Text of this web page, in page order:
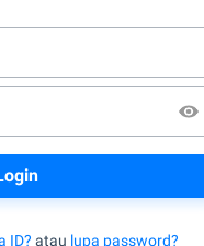
ID? atau lupa password?